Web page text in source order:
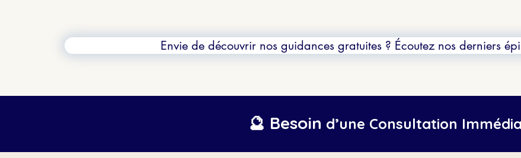
Envie de découvrir nos guidances gratuites ? Écoutez nos derniers
🔮 Besoin d’une Consultation